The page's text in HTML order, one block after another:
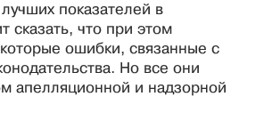
показателей в
сказать, что при этом
ошибки, связанные с
Но все они
апелляционной и надзорной